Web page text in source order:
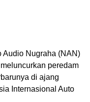
Nugraha (NAN)
peredam
di ajang
Internasional Auto